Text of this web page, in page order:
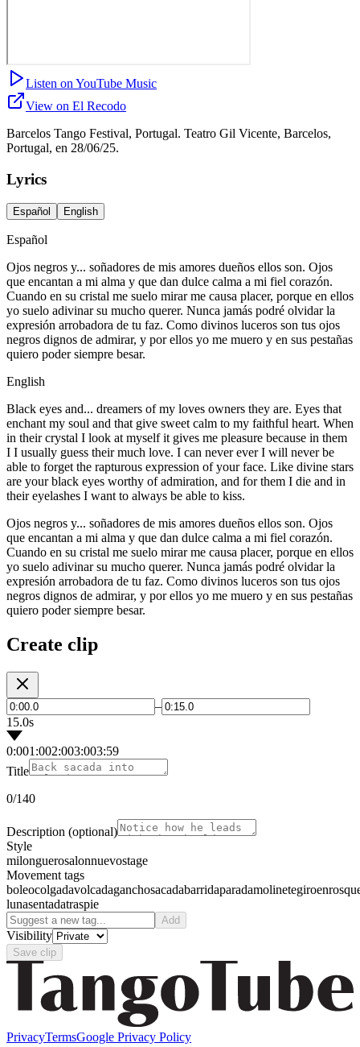
Listen on YouTube Music
View on El Recodo
Barcelos Tango Festival, Portugal. Teatro Gil Vicente, Barcelos,
Portugal, en 28/06/25.
Lyrics
Español English
Español
Ojos negros y... soñadores de mis amores dueños ellos son. Ojos
que encantan a mi alma y que dan dulce calma a mi fiel corazón.
Cuando en su cristal me suelo mirar me causa placer, porque en ellos
yo suelo adivinar su mucho querer. Nunca jamás podré olvidar la
expresión arrobadora de tu faz. Como divinos luceros son tus ojos
negros dignos de admirar, y por ellos yo me muero y en sus pestañas
quiero poder siempre besar.
English
Black eyes and... dreamers of my loves owners they are. Eyes that
enchant my soul and that give sweet calm to my faithful heart. When
in their crystal I look at myself it gives me pleasure because in them
I I usually guess their much love. I can never ever I will never be
able to forget the rapturous expression of your face. Like divine stars
are your black eyes worthy of admiration, and for them I die and in
their eyelashes I want to always be able to kiss.
Ojos negros y... soñadores de mis amores dueños ellos son. Ojos
que encantan a mi alma y que dan dulce calma a mi fiel corazón.
Cuando en su cristal me suelo mirar me causa placer, porque en ellos
yo suelo adivinar su mucho querer. Nunca jamás podré olvidar la
expresión arrobadora de tu faz. Como divinos luceros son tus ojos
negros dignos de admirar, y por ellos yo me muero y en sus pestañas
quiero poder siempre besar.
Create clip
–
15.0s
0:001:002:003:003:59
Title
0/140
Description (optional)
Style
milonguerosalonnuevostage
Movement tags
boleocolgadavolcadaganchosacadabarridaparadamolinetegiro
lunasentadatraspie
Add
Visibility
Save clip
PrivacyTermsGoogle Privacy Policy